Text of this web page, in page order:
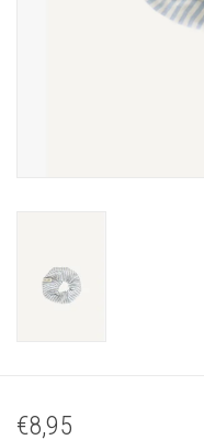
€8,95